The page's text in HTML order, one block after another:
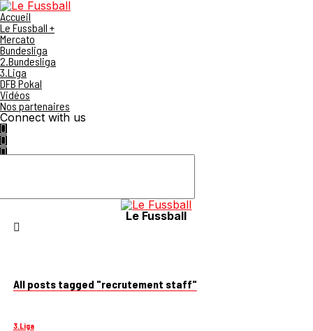
Accueil
Le Fussball +
Mercato
Bundesliga
2.Bundesliga
3.Liga
DFB Pokal
Vidéos
Nos partenaires
Connect with us
Le Fussball
All posts tagged "recrutement staff"
3.Liga